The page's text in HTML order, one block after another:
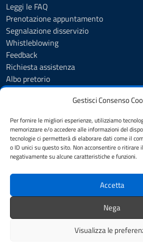
Gestisci Consenso
Per fornire le migliori esperienze, utilizziamo
memorizzare e/o accedere alle informazioni del
tecnologie ci permetterà di elaborare dati come il
o ID unici su questo sito. Non acconsentire o ritirare
negativamente su alcune caratteristiche e funzioni.
Accetta
Nega
Visualizza le
Leggi le FAQ
Prenotazione appuntamento
Segnalazione disservizio
Whistleblowing
Feedback
Richiesta assistenza
Albo pretorio
Amministrazione trasparente
Trattamento dati personali
Dichiarazione di accessibilità
SEGUICI SU
Facebook
Privacy policy